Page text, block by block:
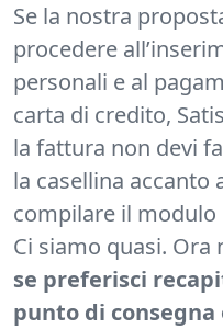
Se la nostra
procedere
personali e al
carta di credito,
la fattura non devi
la casellina accanto
compilare il modulo
Ci siamo quasi. Ora
se preferisci
punto di